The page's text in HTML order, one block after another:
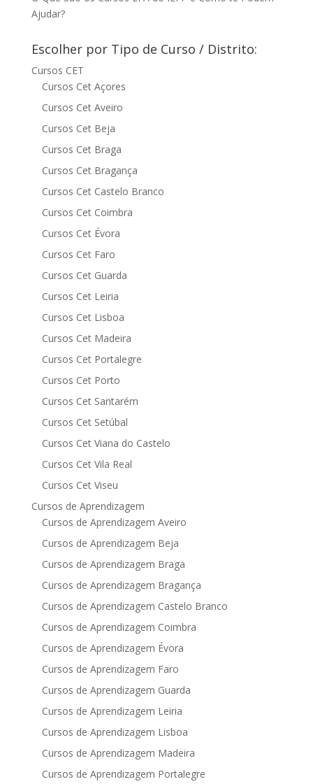
Ajudar?
Escolher por Tipo de Curso / Distrito:
Cursos CET
Cursos Cet Açores
Cursos Cet Aveiro
Cursos Cet Beja
Cursos Cet Braga
Cursos Cet Bragança
Cursos Cet Castelo Branco
Cursos Cet Coimbra
Cursos Cet Évora
Cursos Cet Faro
Cursos Cet Guarda
Cursos Cet Leiria
Cursos Cet Lisboa
Cursos Cet Madeira
Cursos Cet Portalegre
Cursos Cet Porto
Cursos Cet Santarém
Cursos Cet Setúbal
Cursos Cet Viana do Castelo
Cursos Cet Vila Real
Cursos Cet Viseu
Cursos de Aprendizagem
Cursos de Aprendizagem Aveiro
Cursos de Aprendizagem Beja
Cursos de Aprendizagem Braga
Cursos de Aprendizagem Bragança
Cursos de Aprendizagem Castelo Branco
Cursos de Aprendizagem Coimbra
Cursos de Aprendizagem Évora
Cursos de Aprendizagem Faro
Cursos de Aprendizagem Guarda
Cursos de Aprendizagem Leiria
Cursos de Aprendizagem Lisboa
Cursos de Aprendizagem Madeira
Cursos de Aprendizagem Portalegre